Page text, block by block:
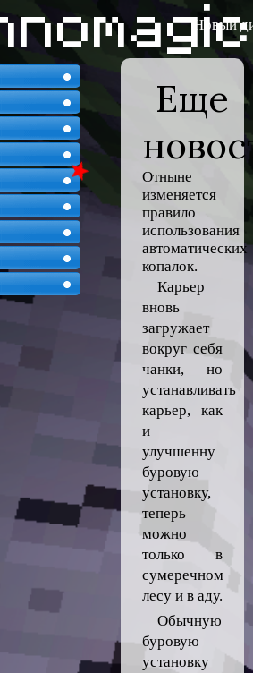
Новый
Еще
Отныне
изменяется
правило
использования
автоматических
копалок.
Карьер
вновь
загружает
вокруг себя
чанки, но
устанавливать
карьер, как
и
улучшенну
буровую
установку,
теперь
можно
только в
сумеречном
лесу и в аду.
Обычную
буровую
установку